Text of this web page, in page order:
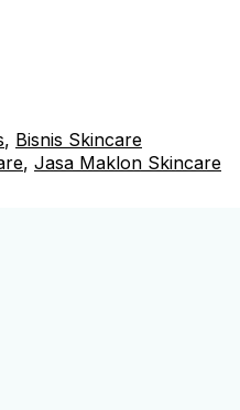
, Bisnis Skincare
, Jasa Maklon Skincare